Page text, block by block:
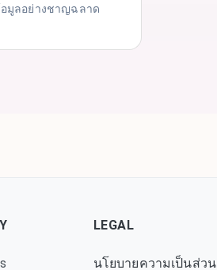
มูลอย่างชาญฉลาด
LEGAL
นโยบายความเป็นส่วน